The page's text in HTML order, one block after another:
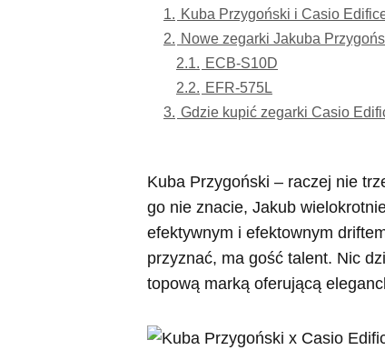
1. Kuba Przygoński i Casio
2. Nowe zegarki Jakuba
2.1. ECB-S10D
2.2. EFR-575L
3. Gdzie kupić zegarki Casio
Kuba Przygoński – raczej nie
go nie znacie, Jakub
efektywnym i efektownym
przyznać, ma gość talent. Nic
topową marką oferującą